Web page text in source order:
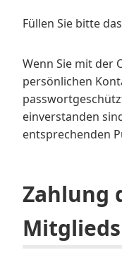
Füllen Sie bitte das
Wenn Sie mit der
persönlichen
einverstanden
entsprechenden
Zahlung